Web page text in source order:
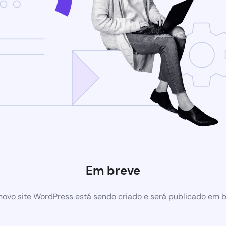
Em breve
site WordPress está sendo criado e será publicado em